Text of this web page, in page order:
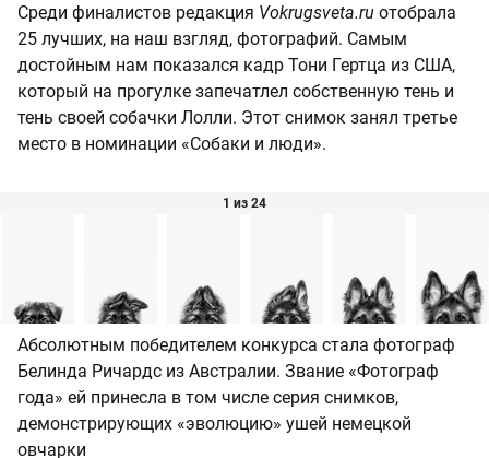
Среди финалистов редакция Vokrugsveta.ru отобрала
25 лучших, на наш взгляд, фотографий. Самым
достойным нам показался кадр Тони Гертца из США,
который на прогулке запечатлел собственную тень и
тень своей собачки Лолли. Этот снимок занял третье
место в номинации «Собаки и люди».
1 из 24
Абсолютным победителем конкурса стала фотограф
Белинда Ричардс из Австралии. Звание «Фотограф
года» ей принесла в том числе серия снимков,
демонстрирующих «эволюцию» ушей немецкой
овчарки